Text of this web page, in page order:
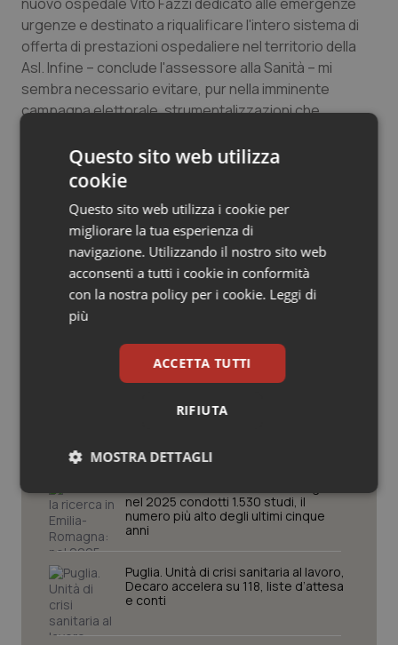
Salute orale & impianti
Sangue & coagulazione
Tiroide
Tumore al seno
Tumore ovarico
Tumori del Polmone & Testa Collo
Tumori gastrointestinali
Ulcera & Reflusso
urgenze e destinato a riqualificare l'intero sistema di
offerta di prestazioni ospedaliere nel territorio della
Asl. Infine – conclude l'assessore alla Sanità – mi
sembra necessario evitare, pur nella imminente
campagna elettorale, strumentalizzazioni che
nei cittadini".
07 Gennaio 2013
© Riproduzione riservata
Potrebbe interessarti in
nel 2025 condotti 1.530 studi, il
numero più alto degli ultimi cinque
anni
Puglia. Unità di crisi sanitaria al lavoro,
Decaro accelera su 118, liste d’attesa
e conti
Questo sito web utilizza
cookie
Questo sito web utilizza i cookie per
migliorare la tua esperienza di
navigazione. Utilizzando il nostro sito web
acconsenti a tutti i cookie in conformità
con la nostra policy per i cookie. Leggi di
più
ACCETTA TUTTI
RIFIUTA
MOSTRA DETTAGLI
Necessari Statistici Marketing
Necessari